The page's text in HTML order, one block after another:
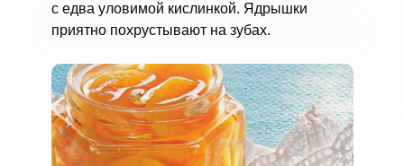
с едва уловимой кислинкой. Ядрышки
приятно похрустывают на зубах.